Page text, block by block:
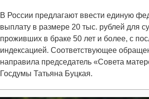
В России предлагают ввести единую
выплату в размере 20 тыс. рублей для
проживших в браке 50 лет и более, с
индексацией. Соответствующее
направила председатель «Совета
Госдумы Татьяна Буцкая.